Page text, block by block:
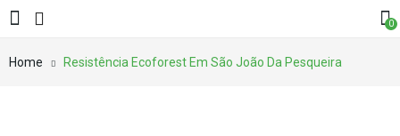
0
Home Resistência Ecoforest Em São João Da Pesqueira